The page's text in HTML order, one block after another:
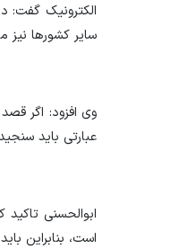
الکترونیک گفت:
سایر کشورها نیز
وی افزود: اگر
عبارتی باید
ابوالحسنی
است، بنابراین